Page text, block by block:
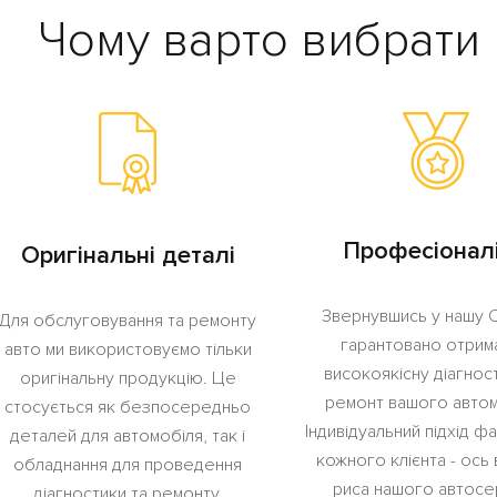
Чому варто вибрати
Оригінальні деталі
Для обслуговування та ремонту
авто ми використовуємо тільки
оригінальну продукцію. Це
стосується як безпосередньо
деталей для автомобіля, так і
обладнання для проведення
Звернувшись у нашу
гарантовано
високоякісну
ремонт вашого
Індивідуальний підхід
кожного клієнта - ось
риса нашого